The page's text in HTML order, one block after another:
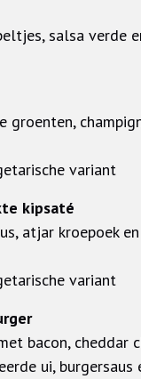
salsa verde
groenten,
variant
kipsaté
atjar kroepoek
variant
bacon, cheddar
ui,